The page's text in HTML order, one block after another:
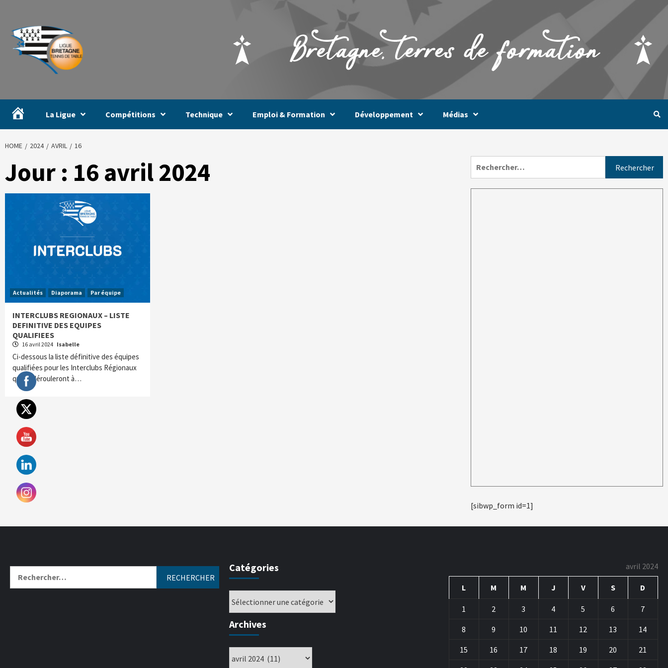
La Ligue Compétitions Technique Emploi & Formation Développement Médias
HOME 2024 AVRIL 16
Jour : 16 avril 2024
Actualités Diaporama Par équipe
INTERCLUBS REGIONAUX – LISTE
DEFINITIVE DES EQUIPES
QUALIFIEES
16 avril 2024 Isabelle
Ci-dessous la liste définitive des équipes
qualifiées pour les Interclubs Régionaux
qui se dérouleront à…
[sibwp_form id=1]
Catégories
Archives
avril 2024
L M M J V S D
1 2 3 4 5 6 7
8 9 10 11 12 13 14
15 16 17 18 19 20 21